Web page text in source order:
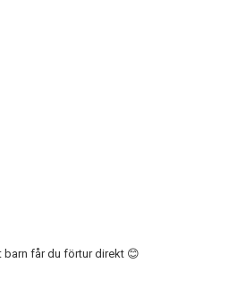
barn får du förtur direkt 😊